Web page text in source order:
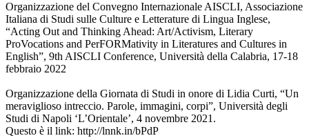
Organizzazione del Convegno Internazionale AISCLI, Associazione
Italiana di Studi sulle Culture e Letterature di Lingua Inglese,
“Acting Out and Thinking Ahead: Art/Activism, Literary
ProVocations and PerFORMativity in Literatures and Cultures in
English”, 9th AISCLI Conference, Università della Calabria, 17-18
febbraio 2022
Organizzazione della Giornata di Studi in onore di Lidia Curti, “Un
meraviglioso intreccio. Parole, immagini, corpi”, Università degli
Studi di Napoli ‘L’Orientale’, 4 novembre 2021.
Questo è il link: http://lnnk.in/bPdP